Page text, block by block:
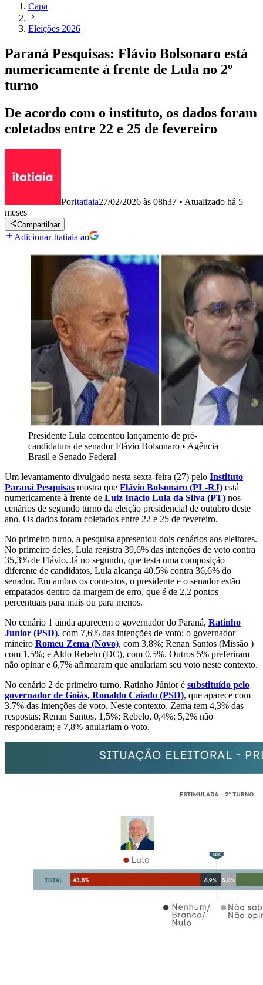
Capa
Eleições 2026
Paraná Pesquisas: Flávio Bolsonaro está
numericamente à frente de Lula no 2º
turno
De acordo com o instituto, os dados foram
coletados entre 22 e 25 de fevereiro
PorItatiaia27/02/2026 às 08h37 • Atualizado há 5
meses
Compartilhar
Adicionar Itatiaia ao
Presidente Lula comentou lançamento de pré-
candidatura de senador Flávio Bolsonaro • Agência
Brasil e Senado Federal
Um levantamento divulgado nesta sexta-feira (27) pelo Instituto
Paraná Pesquisas mostra que Flávio Bolsonaro (PL-RJ) está
numericamente à frente de Luiz Inácio Lula da Silva (PT) nos
cenários de segundo turno da eleição presidencial de outubro deste
ano. Os dados foram coletados entre 22 e 25 de fevereiro.
No primeiro turno, a pesquisa apresentou dois cenários aos eleitores.
No primeiro deles, Lula registra 39,6% das intenções de voto contra
35,3% de Flávio. Já no segundo, que testa uma composição
diferente de candidatos, Lula alcança 40,5% contra 36,6% do
senador. Em ambos os contextos, o presidente e o senador estão
empatados dentro da margem de erro, que é de 2,2 pontos
percentuais para mais ou para menos.
No cenário 1 ainda aparecem o governador do Paraná, Ratinho
Junior (PSD), com 7,6% das intenções de voto; o governador
mineiro Romeu Zema (Novo), com 3,8%; Renan Santos (Missão )
com 1,5%; e Aldo Rebelo (DC), com 0,5%. Outros 5% preferiram
não opinar e 6,7% afirmaram que anulariam seu voto neste contexto.
No cenário 2 de primeiro turno, Ratinho Júnior é substituído pelo
governador de Goiás, Ronaldo Caiado (PSD), que aparece com
3,7% das intenções de voto. Neste contexto, Zema tem 4,3% das
respostas; Renan Santos, 1,5%; Rebelo, 0,4%; 5,2% não
responderam; e 7,8% anulariam o voto.